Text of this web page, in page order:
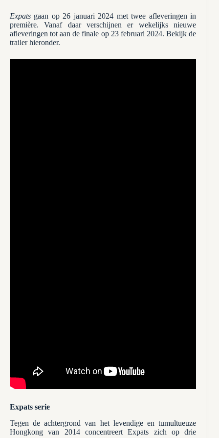
Expats gaan op 26 januari 2024 met twee afleveringen in
première. Vanaf daar verschijnen er wekelijks nieuwe
afleveringen tot aan de finale op 23 februari 2024. Bekijk de
trailer hieronder.
Expats serie
Tegen de achtergrond van het levendige en tumultueuze
Hongkong van 2014 concentreert Expats zich op drie